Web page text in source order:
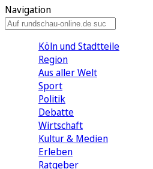
Navigation
Köln und Stadtteile
Region
Aus aller Welt
Sport
Politik
Debatte
Wirtschaft
Kultur & Medien
Erleben
Ratgeber